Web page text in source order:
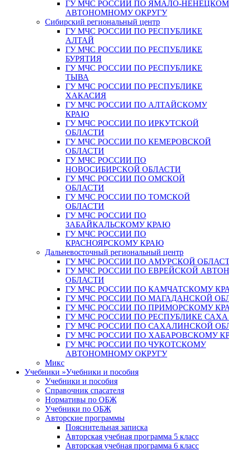
ГУ МЧС РОССИИ ПО ЯМАЛО-
АВТОНОМНОМУ ОКРУГУ
Сибирский региональный центр
ГУ МЧС РОССИИ ПО РЕСПУБЛИКЕ
АЛТАЙ
ГУ МЧС РОССИИ ПО РЕСПУБЛИКЕ
БУРЯТИЯ
ГУ МЧС РОССИИ ПО РЕСПУБЛИКЕ
ТЫВА
ГУ МЧС РОССИИ ПО РЕСПУБЛИКЕ
ХАКАСИЯ
ГУ МЧС РОССИИ ПО АЛТАЙСКОМУ
КРАЮ
ГУ МЧС РОССИИ ПО ИРКУТСКОЙ
ОБЛАСТИ
ГУ МЧС РОССИИ ПО КЕМЕРОВСКОЙ
ОБЛАСТИ
ГУ МЧС РОССИИ ПО
НОВОСИБИРСКОЙ ОБЛАСТИ
ГУ МЧС РОССИИ ПО ОМСКОЙ
ОБЛАСТИ
ГУ МЧС РОССИИ ПО ТОМСКОЙ
ОБЛАСТИ
ГУ МЧС РОССИИ ПО
ЗАБАЙКАЛЬСКОМУ КРАЮ
ГУ МЧС РОССИИ ПО
КРАСНОЯРСКОМУ КРАЮ
Дальневосточный региональный центр
ГУ МЧС РОССИИ ПО АМУРСКОЙ
ГУ МЧС РОССИИ ПО ЕВРЕЙСКОЙ
ОБЛАСТИ
ГУ МЧС РОССИИ ПО КАМЧАТСКОМУ
ГУ МЧС РОССИИ ПО МАГАДАНСКОЙ
ГУ МЧС РОССИИ ПО ПРИМОРСКОМУ
ГУ МЧС РОССИИ ПО РЕСПУБЛИКЕ
ГУ МЧС РОССИИ ПО САХАЛИНСКОЙ
ГУ МЧС РОССИИ ПО ХАБАРОВСКОМУ
ГУ МЧС РОССИИ ПО ЧУКОТСКОМУ
АВТОНОМНОМУ ОКРУГУ
Микс
Учебники »Учебники и пособия
Учебники и пособия
Справочник спасателя
Нормативы по ОБЖ
Учебники по ОБЖ
Авторские программы
Пояснительная записка
Авторская учебная программа 5 класс
Авторская учебная программа 6 класс